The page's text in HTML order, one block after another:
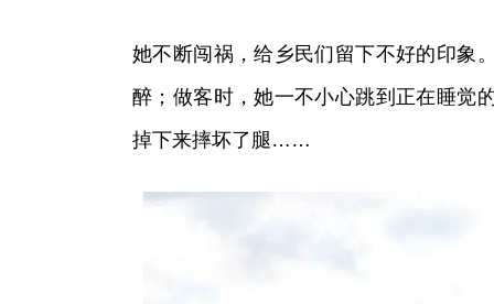
她不断闯祸，给乡民们留下不好的印象
醉；做客时，她一不小心跳到正在睡觉
掉下来摔坏了腿……